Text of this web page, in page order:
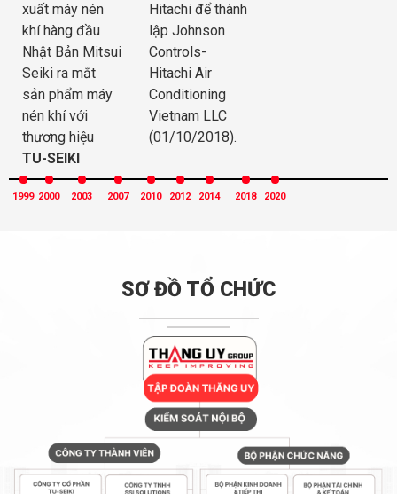
xuất máy nén
khí hàng đầu
Nhật Bản Mitsui
Seiki ra mắt
sản phẩm máy
nén khí với
thương hiệu
TU-SEIKI
Hitachi để thành
lập Johnson
Controls-
Hitachi Air
Conditioning
Vietnam LLC
(01/10/2018).
1999 2000 2003 2007 2010 2012 2014 2018 2020
SƠ ĐỒ TỔ CHỨC